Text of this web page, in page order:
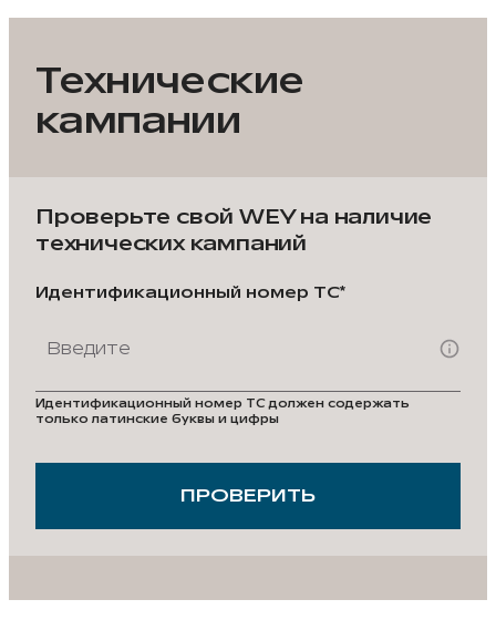
Технические
кампании
Проверьте свой WEY на наличие
технических кампаний
Идентификационный номер ТС*
Идентификационный номер ТС должен содержать
только латинские буквы и цифры
ПРОВЕРИТЬ